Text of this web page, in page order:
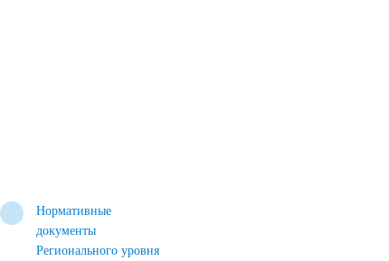
Нормативные
документы
Регионального уровня